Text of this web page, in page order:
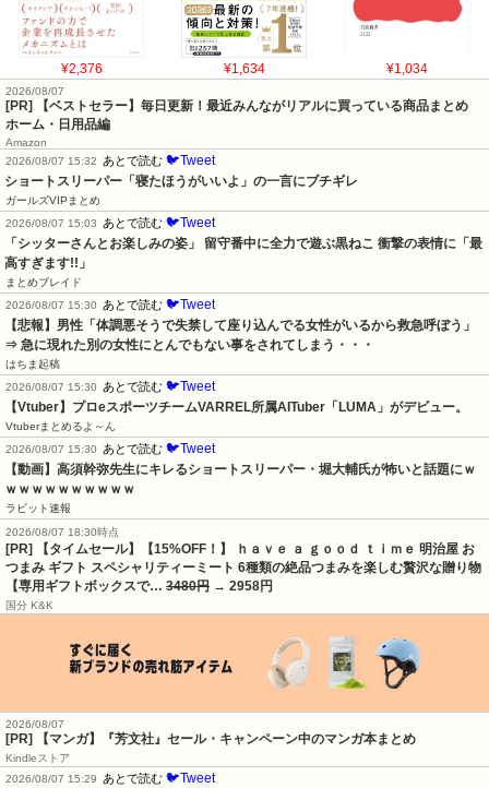
¥2,376 ¥1,634 ¥1,034
2026/08/07
[PR] 【ベストセラー】毎日更新！最近みんながリアルに買っている商品まとめ
ホーム・日用品編
Amazon
2026/08/07 15:32
あとで読む 🐦Tweet
ショートスリーパー「寝たほうがいいよ」の一言にブチギレ
ガールズVIPまとめ
2026/08/07 15:03
あとで読む 🐦Tweet
「シッターさんとお楽しみの姿」 留守番中に全力で遊ぶ黒ねこ 衝撃の表情に「最
高すぎます!!」
まとめブレイド
2026/08/07 15:30
あとで読む 🐦Tweet
【悲報】男性「体調悪そうで失禁して座り込んでる女性がいるから救急呼ぼう」
⇒ 急に現れた別の女性にとんでもない事をされてしまう・・・
はちま起稿
2026/08/07 15:30
あとで読む 🐦Tweet
【Vtuber】プロeスポーツチームVARREL所属AITuber「LUMA」がデビュー。
Vtuberまとめるよ～ん
2026/08/07 15:30
あとで読む 🐦Tweet
【動画】高須幹弥先生にキレるショートスリーパー・堀大輔氏が怖いと話題にｗ
ｗｗｗｗｗｗｗｗｗｗ
ラビット速報
2026/08/07 18:30時点
[PR] 【タイムセール】【15%OFF！】 ｈａｖｅ ａ ｇｏｏｄ ｔｉｍｅ 明治屋 お
つまみ ギフト スペシャリティーミート 6種類の絶品つまみを楽しむ贅沢な贈り物
【専用ギフトボックスで… 3480円 → 2958円
国分 K&K
2026/08/07
[PR] 【マンガ】『芳文社』セール・キャンペーン中のマンガ本まとめ
Kindleストア
2026/08/07 15:29
あとで読む 🐦Tweet